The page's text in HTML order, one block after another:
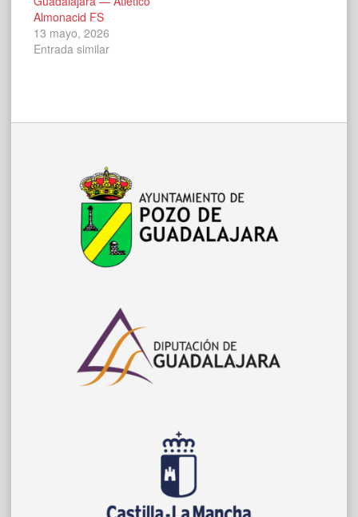
Almonacid FS
13 mayo, 2026
Entrada similar